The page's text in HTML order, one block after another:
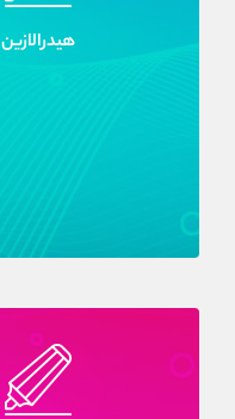
هيدرالازين